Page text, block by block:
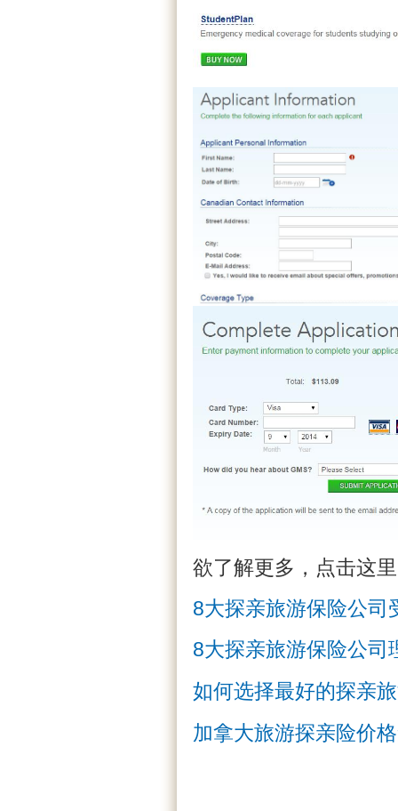
欲了解更多，点击这里
8大探亲旅游保险公司
8大探亲旅游保险公司
如何选择最好的探亲
加拿大旅游探亲险价